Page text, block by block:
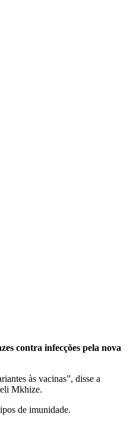
contra infecções pela nova
às vacinas”, disse a
Mkhize.
de imunidade.